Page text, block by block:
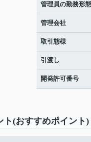
管理員の勤務形態
管理会社
取引態様
引渡し
開発許可番号
(おすすめポイント)